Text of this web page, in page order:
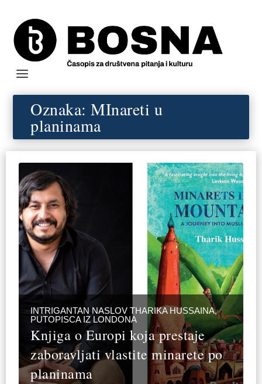
Oznaka:MInareti u
planinama
INTRIGANTAN NASLOV THARIKA HUSSAINA,
PUTOPISCA IZ LONDONA
Knjiga o Europi koja prestaje
zaboravljati vlastite minarete po
planinama